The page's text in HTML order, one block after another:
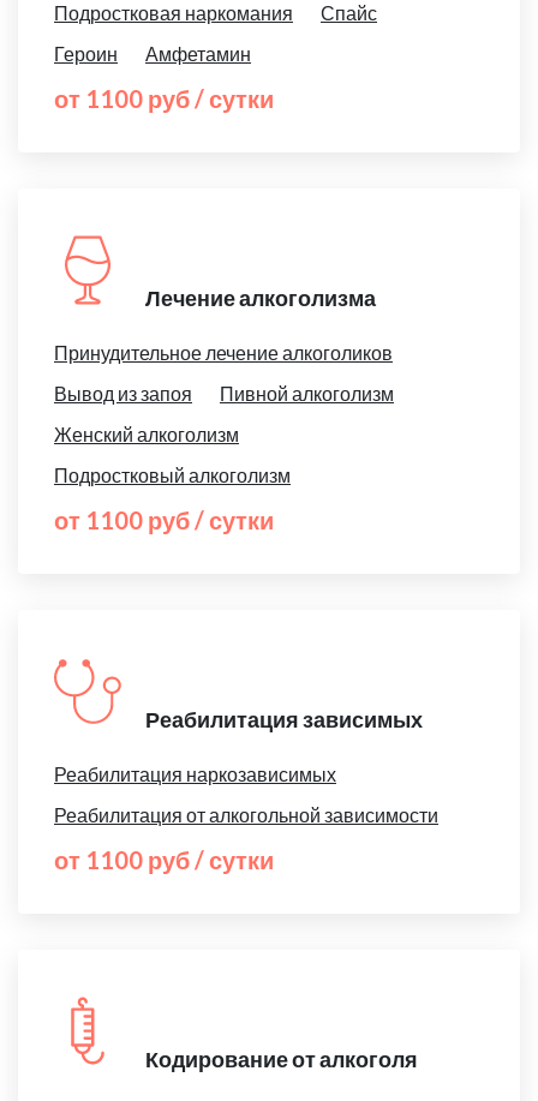
Подростковая наркомания
Спайс
Героин
Амфетамин
от 1100 руб / сутки
Лечение алкоголизма
Принудительное лечение алкоголиков
Вывод из запоя
Пивной алкоголизм
Женский алкоголизм
Подростковый алкоголизм
от 1100 руб / сутки
Реабилитация зависимых
Реабилитация наркозависимых
Реабилитация от алкогольной зависимости
от 1100 руб / сутки
Кодирование от алкоголя